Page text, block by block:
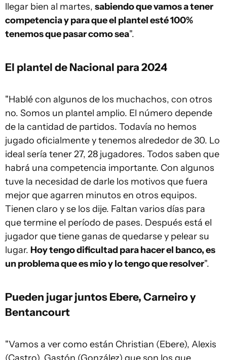
llegar bien al martes, sabiendo que vamos a tener
competencia y para que el plantel esté 100%
tenemos que pasar como sea".
El plantel de Nacional para 2024
"Hablé con algunos de los muchachos, con otros
no. Somos un plantel amplio. El número depende
de la cantidad de partidos. Todavía no hemos
jugado oficialmente y tenemos alrededor de 30. Lo
ideal sería tener 27, 28 jugadores. Todos saben que
habrá una competencia importante. Con algunos
tuve la necesidad de darle los motivos que fuera
mejor que agarren minutos en otros equipos.
Tienen claro y se los dije. Faltan varios días para
que termine el período de pases. Después está el
jugador que tiene ganas de quedarse y pelear su
lugar. Hoy tengo dificultad para hacer el banco, es
un problema que es mio y lo tengo que resolver".
Pueden jugar juntos Ebere, Carneiro y
Bentancourt
"Vamos a ver como están Christian (Ebere), Alexis
(Castro), Gastón (González) que son los que